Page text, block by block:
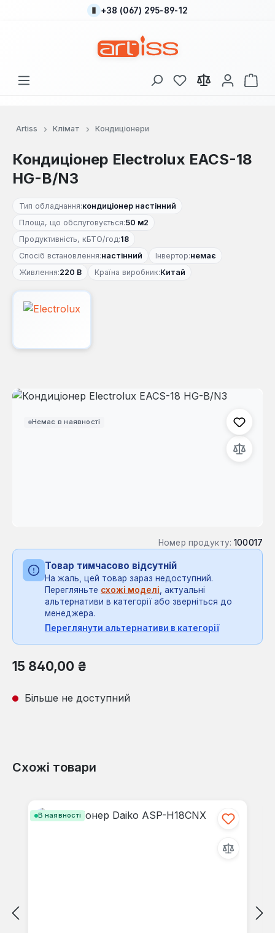
Перейти до основного вмісту
+38 (067) 295-89-12
У вас є 0 у списку
Artiss Клімат Кондиціонери
Кондиціонер Electrolux EACS-18
HG-B/N3
Тип обладнання:кондиціонер настінний
Площа, що обслуговується:50 м2
Продуктивність, кБТО/год:18
Спосіб встановлення:настінний Інвертор:немає
Живлення:220 В Країна виробник:Китай
Немає в наявності
Пропустити галерею зображень
Номер продукту: 100017
Товар тимчасово відсутній
На жаль, цей товар зараз недоступний.
Перегляньте схожі моделі , актуальні
альтернативи в категорії або зверніться до
менеджера.
Переглянути альтернативи в категорії
Звичайна ціна:
15 840,00 ₴
Більше не доступний
Схожі товари
В наявності